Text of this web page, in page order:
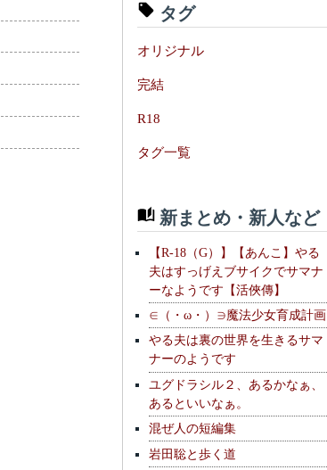
タグ
オリジナル
完結
R18
タグ一覧
新まとめ・新人など
【R-18（G）】【あんこ】やる
夫はすっげえブサイクでサマナ
ーなようです【活俠傳】
∈（・ω・）∋魔法少女育成計画
やる夫は裏の世界を生きるサマ
ナーのようです
ユグドラシル２、あるかなぁ、
あるといいなぁ。
混ぜ人の短編集
岩田聡と歩く道